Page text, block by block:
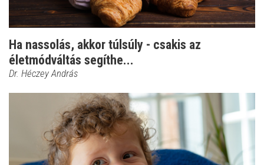
Ha nassolás, akkor túlsúly - csakis az
életmódváltás segíthe...
Dr. Héczey András